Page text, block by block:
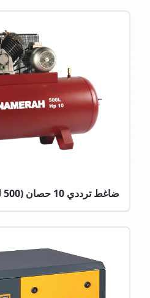
ضاغط ترددي 10 حصان (500 لتر)